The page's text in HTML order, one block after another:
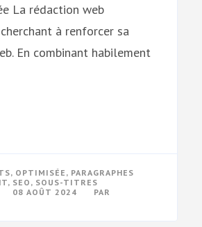
La rédaction web
à renforcer sa
En combinant habilement
, OPTIMISÉE , PARAGRAPHES
, SEO , SOUS-TITRES
SUR08 AOÛT 2024
PAR